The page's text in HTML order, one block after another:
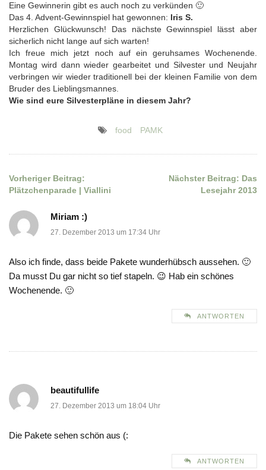
Eine Gewinnerin gibt es auch noch zu verkünden 🙂
Das 4. Advent-Gewinnspiel hat gewonnen: Iris S.
Herzlichen Glückwunsch! Das nächste Gewinnspiel lässt aber
sicherlich nicht lange auf sich warten!
Ich freue mich jetzt noch auf ein geruhsames Wochenende.
Montag wird dann wieder gearbeitet und Silvester und Neujahr
verbringen wir wieder traditionell bei der kleinen Familie von dem
Bruder des Lieblingsmannes.
Wie sind eure Silvesterpläne in diesem Jahr?
food PAMK
Beitragsnavigation
Vorheriger Beitrag:
Plätzchenparade | Viallini
Nächster Beitrag: Das
Lesejahr 2013
Miriam :)
27. Dezember 2013 um 17:34 Uhr
Also ich finde, dass beide Pakete wunderhübsch aussehen. 🙂
Da musst Du gar nicht so tief stapeln. 😉 Hab ein schönes
Wochenende. 🙂
ANTWORTEN
beautifullife
27. Dezember 2013 um 18:04 Uhr
Die Pakete sehen schön aus (:
ANTWORTEN